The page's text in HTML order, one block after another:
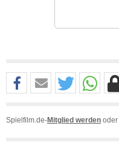
Spielfilm.de-Mitglied werden oder